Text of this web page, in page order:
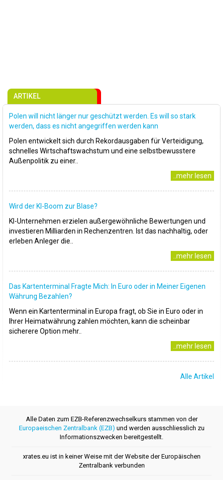
ARTIKEL
Polen will nicht länger nur geschützt werden. Es will so stark
werden, dass es nicht angegriffen werden kann
Polen entwickelt sich durch Rekordausgaben für Verteidigung,
schnelles Wirtschaftswachstum und eine selbstbewusstere
Außenpolitik zu einer..
..mehr lesen
Wird der KI-Boom zur Blase?
KI-Unternehmen erzielen außergewöhnliche Bewertungen und
investieren Milliarden in Rechenzentren. Ist das nachhaltig, oder
erleben Anleger die..
..mehr lesen
Das Kartenterminal Fragte Mich: In Euro oder in Meiner Eigenen
Währung Bezahlen?
Wenn ein Kartenterminal in Europa fragt, ob Sie in Euro oder in
Ihrer Heimatwährung zahlen möchten, kann die scheinbar
sicherere Option mehr..
..mehr lesen
Alle Artikel
Alle Daten zum EZB-Referenzwechselkurs stammen von der
Europaeischen Zentralbank (EZB) und werden ausschliesslich zu
Informationszwecken bereitgestellt.
xrates.eu ist in keiner Weise mit der Website der Europäischen
Zentralbank verbunden